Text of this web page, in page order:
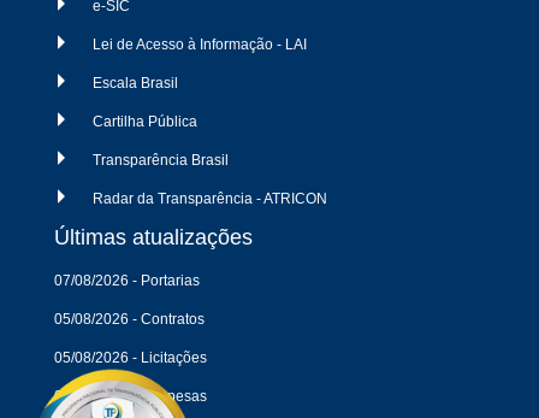
e-SIC
Lei de Acesso à Informação - LAI
Escala Brasil
Cartilha Pública
Transparência Brasil
Radar da Transparência - ATRICON
Últimas atualizações
07/08/2026 - Portarias
05/08/2026 - Contratos
05/08/2026 - Licitações
04/08/2026 - Despesas